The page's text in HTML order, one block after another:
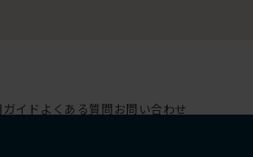
イド よくある質問お問い合わせ